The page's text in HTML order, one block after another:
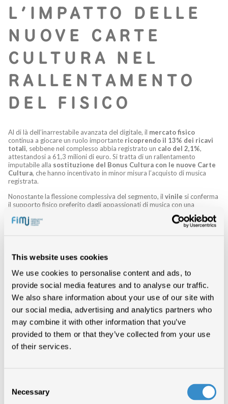
This website uses cookies
We use cookies to personalise content and ads, to
provide social media features and to analyse our traffic.
We also share information about your use of our site with
our social media, advertising and analytics partners who
may combine it with other information that you’ve
provided to them or that they’ve collected from your use
of their services.
Selection
Necessary
L’IMPATTO DELLE
NUOVE CARTE
CULTURA NEL
RALLENTAMENTO
DEL FISICO
Al di là dell’inarrestabile avanzata del digitale, il mercato fisico
continua a giocare un ruolo importante ricoprendo il 13% dei ricavi
totali, sebbene nel complesso abbia registrato un calo del 2,1%,
attestandosi a 61,3 milioni di euro. Si tratta di un rallentamento
imputabile alla sostituzione del Bonus Cultura con le nuove Carte
Cultura, che hanno incentivato in minor misura l’acquisto di musica
registrata.
Nonostante la flessione complessiva del segmento, il vinile si conferma
il supporto fisico preferito dagli appassionati di musica con una
(38,9 milioni di euro): si tratta del sesto anno
consecutivo di crescita per il formato che colloca l’
Italia come ottavo
TREND INVERTITI
PER DIRITTI
CONNESSI E
SINCRONIZZAZIONI
, raggiungendo un valore di 74,8 milioni di euro e ricoprendo il
16% dei ricavi complessivi, rappresentando di fatto
la seconda fonte